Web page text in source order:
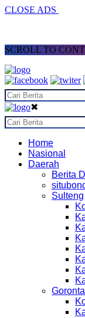
CLOSE ADS
SCROLL TO
✖
Home
Nasional
Daerah
Berita
Sulteng